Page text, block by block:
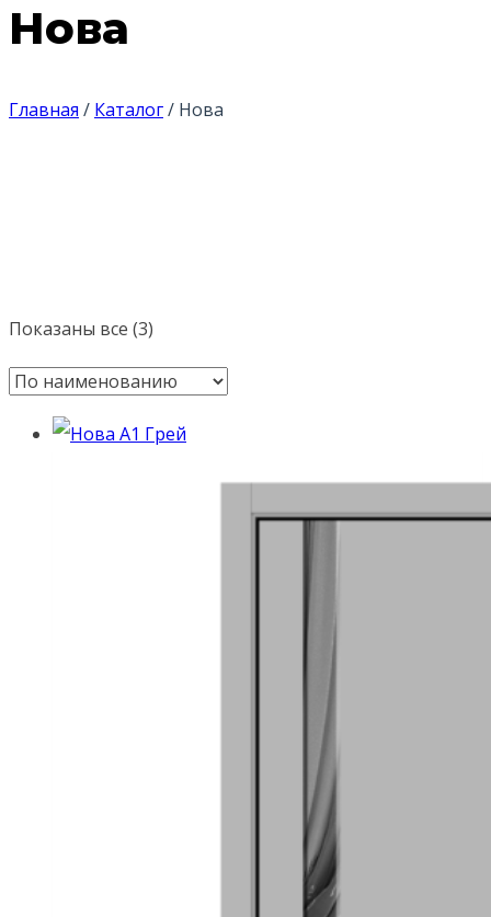
Нова
Главная / Каталог/ Нова
Показаны все (3)